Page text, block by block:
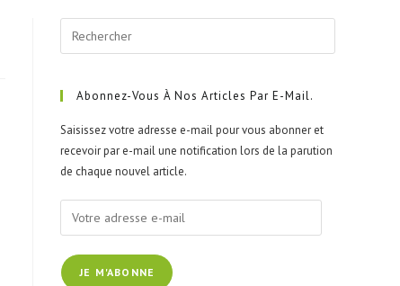
Escape
Abonnez-Vous À Nos Articles Par E-Mail.
Saisissez votre adresse e-mail pour vous abonner et
recevoir par e-mail une notification lors de la parution
de chaque nouvel article.
Votre
adresse
e-
mailJE M'ABONNE